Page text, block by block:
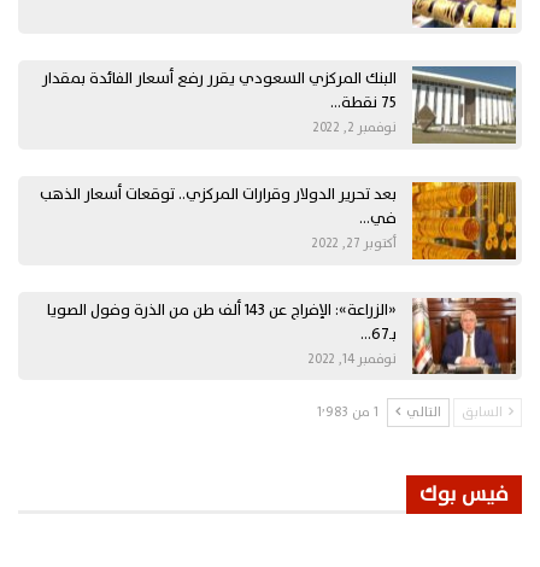
البنك المركزي السعودي يقرر رفع أسعار الفائدة بمقدار
75 نقطة…
نوفمبر 2, 2022
بعد تحرير الدولار وقرارات المركزي.. توقعات أسعار الذهب
في…
أكتوبر 27, 2022
«الزراعة»: الإفراج عن 143 ألف طن من الذرة وفول الصويا
بـ67…
نوفمبر 14, 2022
السابق التالي 1 من 1٬983
فيس بوك